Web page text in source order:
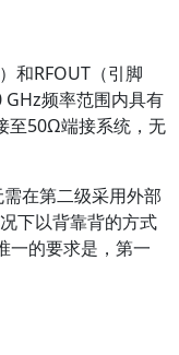
和RFOUT（引脚
频率范围内具有
至50Ω端接系统，无
在第二级采用外部
下以背靠背的方式
一的要求是，第一